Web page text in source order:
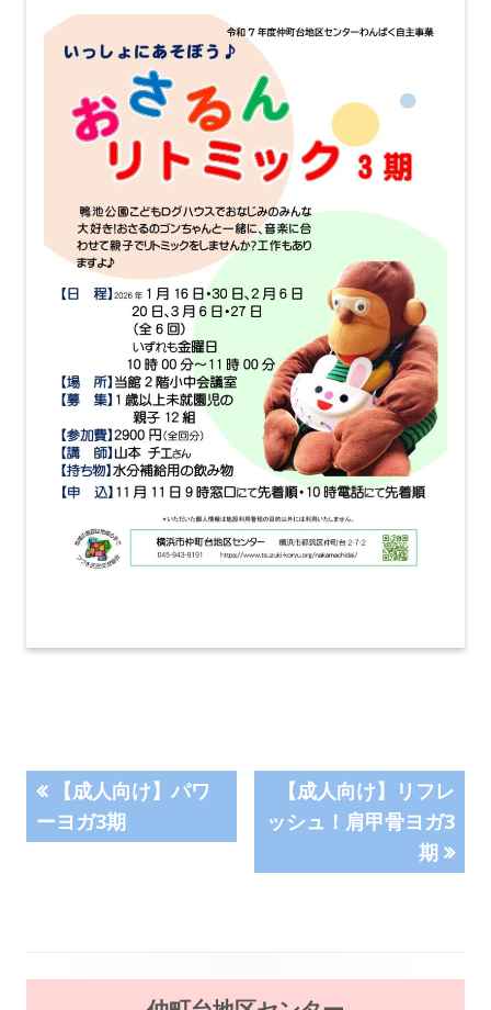
投
稿
ゲ
前
の
記
【成人向け】パワ
ーヨガ3期
次
の
事:
【成人向け】リフレ
ッシュ！肩甲骨ヨガ3
期